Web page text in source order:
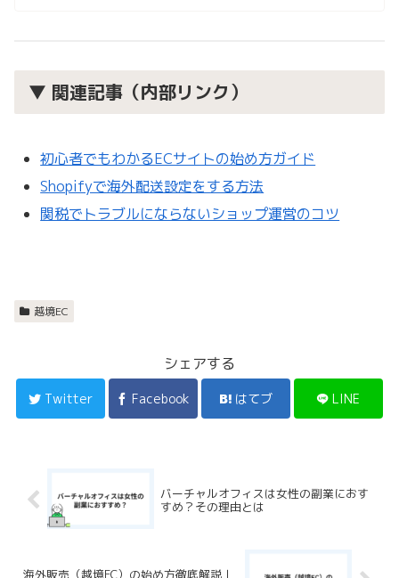
▼ 関連記事（内部リンク）
初心者でもわかるECサイトの始め方ガイド
Shopifyで海外配送設定をする方法
関税でトラブルにならないショップ運営のコツ
越境EC
シェアする
Twitter Facebook はてブ LINE
バーチャルオフィスは女性の副業におす
すめ？その理由とは
海外販売（越境EC）の始め方徹底解説｜